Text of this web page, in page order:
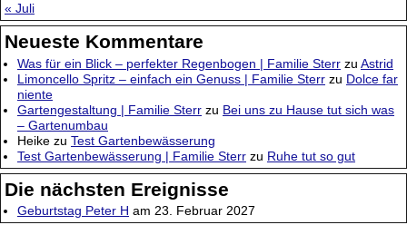
« Juli
Neueste Kommentare
Was für ein Blick – perfekter Regenbogen | Familie Sterr zu Astrid
Limoncello Spritz – einfach ein Genuss | Familie Sterr zu Dolce far
niente
Gartengestaltung | Familie Sterr zu Bei uns zu Hause tut sich was
– Gartenumbau
Heike zu Test Gartenbewässerung
Test Gartenbewässerung | Familie Sterr zu Ruhe tut so gut
Die nächsten Ereignisse
Geburtstag Peter H am 23. Februar 2027